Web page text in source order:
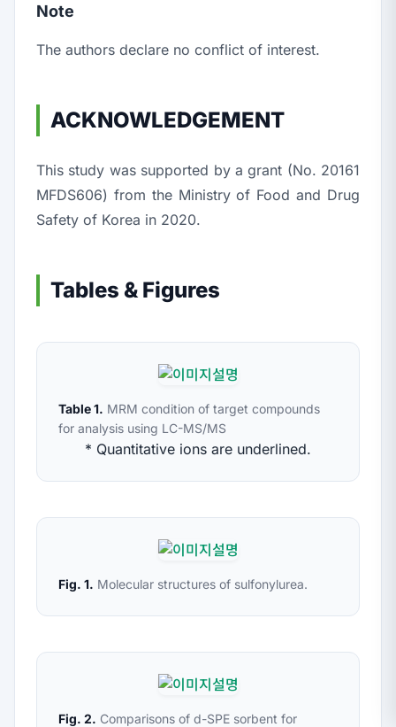
Note
The authors declare no conflict of interest.
ACKNOWLEDGEMENT
This study was supported by a grant (No. 20161
MFDS606) from the Ministry of Food and Drug
Safety of Korea in 2020.
Tables & Figures
Table 1. MRM condition of target compounds
for analysis using LC-MS/MS
* Quantitative ions are underlined.
Fig. 1. Molecular structures of sulfonylurea.
Fig. 2. Comparisons of d-SPE sorbent for